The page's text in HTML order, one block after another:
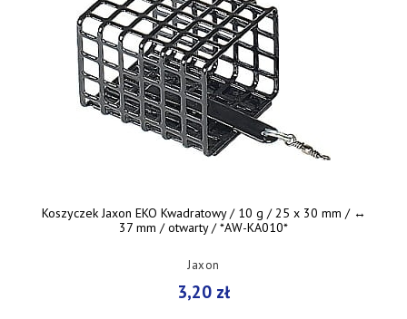
Koszyczek Jaxon EKO Kwadratowy / 10 g / 25 x 30 mm / ↔︎
37 mm / otwarty / *AW-KA010*
Jaxon
3,20 zł